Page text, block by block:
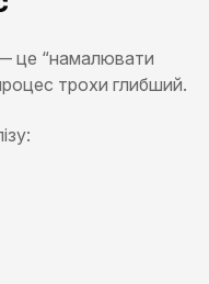
це “намалювати
трохи глибший.